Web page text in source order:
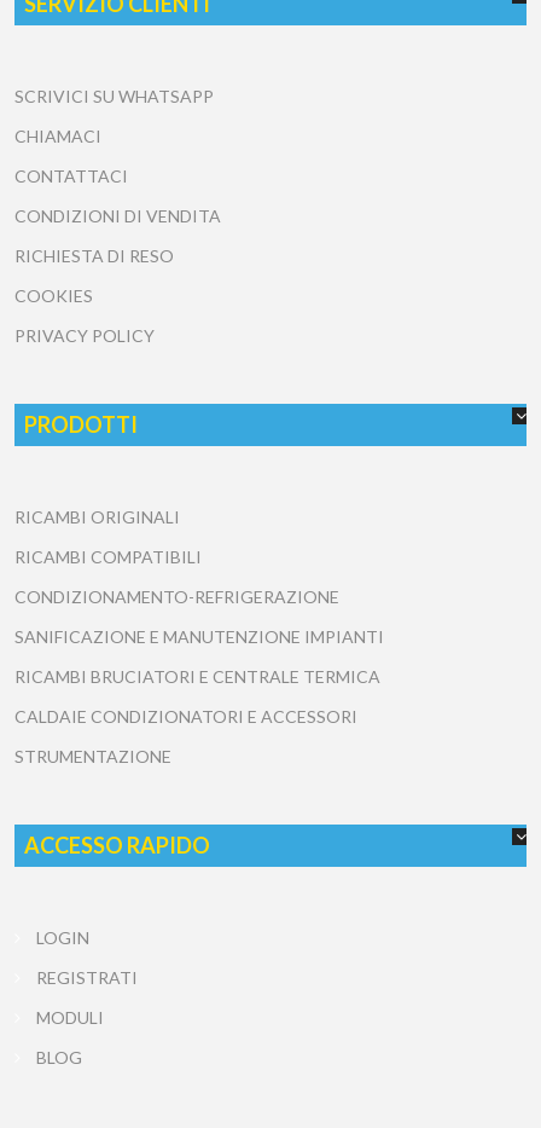
SCRIVICI SU WHATSAPP
CHIAMACI
CONTATTACI
CONDIZIONI DI VENDITA
RICHIESTA DI RESO
COOKIES
PRIVACY POLICY
PRODOTTI
RICAMBI ORIGINALI
RICAMBI COMPATIBILI
CONDIZIONAMENTO-REFRIGERAZIONE
SANIFICAZIONE E MANUTENZIONE IMPIANTI
RICAMBI BRUCIATORI E CENTRALE TERMICA
CALDAIE CONDIZIONATORI E ACCESSORI
STRUMENTAZIONE
ACCESSO RAPIDO
LOGIN
REGISTRATI
MODULI
BLOG